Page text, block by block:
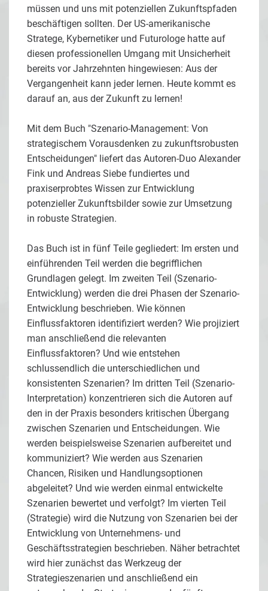
müssen und uns mit potenziellen Zukunftspfaden
beschäftigen sollten. Der US-amerikanische
Stratege, Kybernetiker und Futurologe hatte auf
diesen professionellen Umgang mit Unsicherheit
bereits vor Jahrzehnten hingewiesen: Aus der
Vergangenheit kann jeder lernen. Heute kommt es
darauf an, aus der Zukunft zu lernen!
Mit dem Buch "Szenario-Management: Von
strategischem Vorausdenken zu zukunftsrobusten
Entscheidungen" liefert das Autoren-Duo Alexander
Fink und Andreas Siebe fundiertes und
praxiserprobtes Wissen zur Entwicklung
potenzieller Zukunftsbilder sowie zur Umsetzung
in robuste Strategien.
Das Buch ist in fünf Teile gegliedert: Im ersten und
einführenden Teil werden die begrifflichen
Grundlagen gelegt. Im zweiten Teil (Szenario-
Entwicklung) werden die drei Phasen der Szenario-
Entwicklung beschrieben. Wie können
Einflussfaktoren identifiziert werden? Wie projiziert
man anschließend die relevanten
Einflussfaktoren? Und wie entstehen
schlussendlich die unterschiedlichen und
konsistenten Szenarien? Im dritten Teil (Szenario-
Interpretation) konzentrieren sich die Autoren auf
den in der Praxis besonders kritischen Übergang
zwischen Szenarien und Entscheidungen. Wie
werden beispielsweise Szenarien aufbereitet und
kommuniziert? Wie werden aus Szenarien
Chancen, Risiken und Handlungsoptionen
abgeleitet? Und wie werden einmal entwickelte
Szenarien bewertet und verfolgt? Im vierten Teil
(Strategie) wird die Nutzung von Szenarien bei der
Entwicklung von Unternehmens- und
Geschäftsstrategien beschrieben. Näher betrachtet
wird hier zunächst das Werkzeug der
Strategieszenarien und anschließend ein